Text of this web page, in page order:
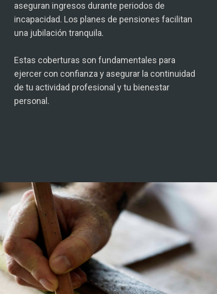
aseguran ingresos durante periodos de
incapacidad. Los planes de pensiones facilitan
una jubilación tranquila.
Estas coberturas son fundamentales para
ejercer con confianza y asegurar la continuidad
de tu actividad profesional y tu bienestar
personal.